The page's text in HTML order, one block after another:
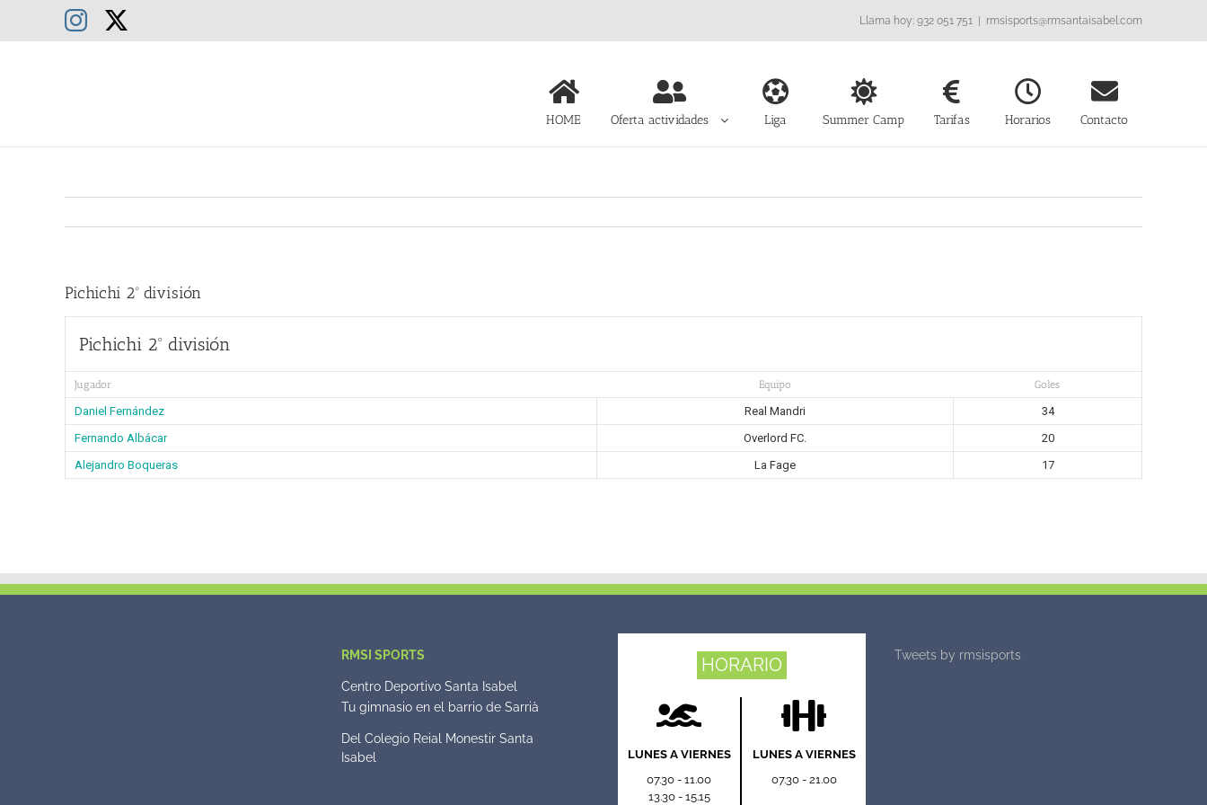
contenido
Llama hoy: 932 051 751 | rmsisports@rmsantaisabel.com
Instagram
HOME Oferta actividades Liga Summer Camp Tarifas Horarios Contacto
Pichichi 2º división
Pichichi 2º división
Jugador Equipo Goles
Daniel Fernández Real Mandri
34
Fernando Albácar
Overlord FC.
20
Alejandro Boqueras
La Fage 17
RMSI SPORTS
Centro Deportivo Santa Isabel
Tu gimnasio en el barrio de Sarrià
Del Colegio Reial Monestir Santa
Isabel
HORARIO
LUNES A VIERNES
07.30 - 11.00
13.30 - 15.15
LUNES A VIERNES
07.30 - 21.00
Tweets by rmsisports